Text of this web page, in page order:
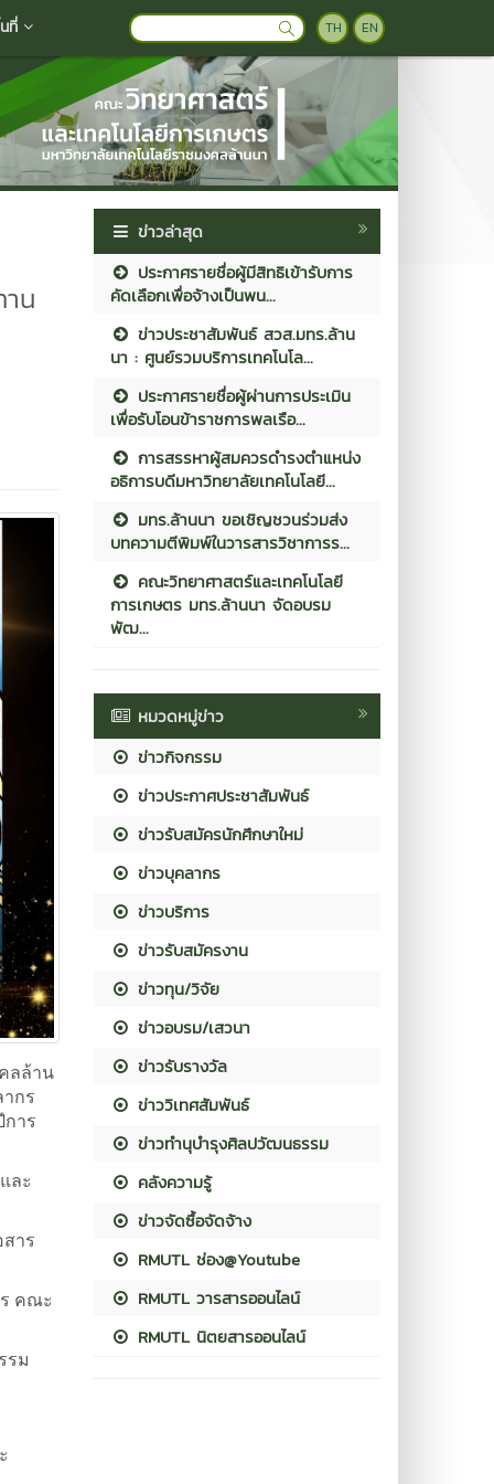
ที่ TH EN
น
ลล้าน
กร
าร
ละ
าร
คณะ
รม
ข่าวล่าสุด
ประกาศรายชื่อผู้มีสิทธิเข้ารับการ
คัดเลือกเพื่อจ้างเป็นพน...
ข่าวประชาสัมพันธ์ สวส.มทร.ล้าน
นา : ศูนย์รวมบริการเทคโนโล...
ประกาศรายชื่อผู้ผ่านการประเมิน
เพื่อรับโอนข้าราชการพลเรือ...
การสรรหาผู้สมควรดำรงตำแหน่ง
อธิการบดีมหาวิทยาลัยเทคโนโลยี...
มทร.ล้านนา ขอเชิญชวนร่วมส่ง
บทความตีพิมพ์ในวารสารวิชาการร...
คณะวิทยาศาสตร์และเทคโนโลยี
การเกษตร มทร.ล้านนา จัดอบรม
พัฒ...
หมวดหมู่ข่าว
ข่าวกิจกรรม
ข่าวประกาศประชาสัมพันธ์
ข่าวรับสมัครนักศึกษาใหม่
ข่าวบุคลากร
ข่าวบริการ
ข่าวรับสมัครงาน
ข่าวทุน/วิจัย
ข่าวอบรม/เสวนา
ข่าวรับรางวัล
ข่าววิเทศสัมพันธ์
ข่าวทำนุบำรุงศิลปวัฒนธรรม
คลังความรู้
ข่าวจัดซื้อจัดจ้าง
RMUTL ช่อง@Youtube
RMUTL วารสารออนไลน์
RMUTL นิตยสารออนไลน์